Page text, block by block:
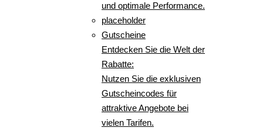
und optimale Performance.
placeholder
Gutscheine
Entdecken Sie die Welt der
Rabatte:
Nutzen Sie die exklusiven
Gutscheincodes für
attraktive Angebote bei
vielen Tarifen.